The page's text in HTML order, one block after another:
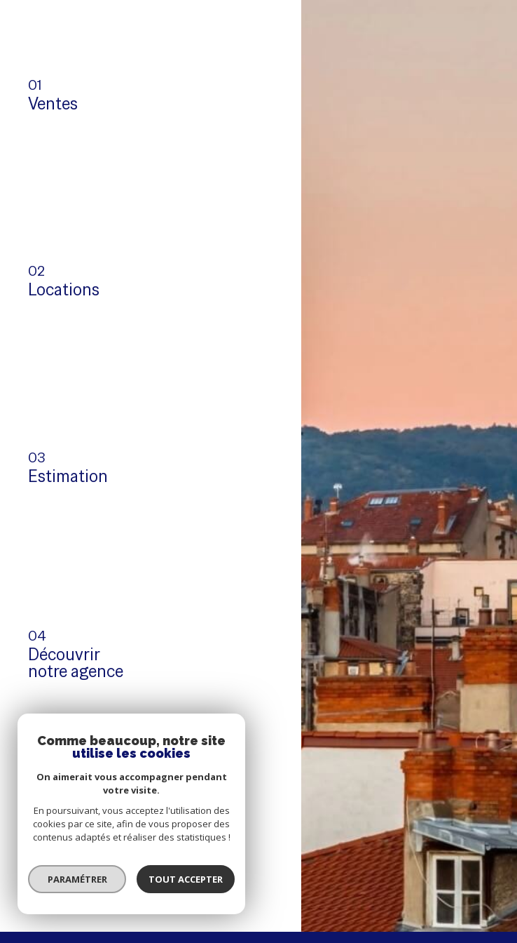
01
Ventes
02
Locations
03
Estimation
04
Découvrir
notre agence
05
Nous contacter
04 73 62 30 80
gaillardimmo.orcines@orange.fr
23 ROUTE DE LA BARAQUE
63870
Traduction powered by Google Nos honoraires Plan du site
Comme beaucoup, notre site
utilise les cookies
On aimerait vous accompagner pendant
votre visite.
En poursuivant, vous acceptez l'utilisation des
cookies par ce site, afin de vous proposer des
contenus adaptés et réaliser des statistiques !
PARAMÉTRER TOUT ACCEPTER